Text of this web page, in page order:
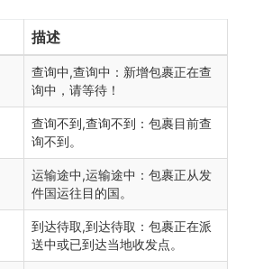
描述
查询中,查询中：新增包裹正在查
询中，请等待！
查询不到,查询不到：包裹目前查
询不到。
运输途中,运输途中：包裹正从发
件国运往目的国。
到达待取,到达待取：包裹正在派
送中或已到达当地收发点。